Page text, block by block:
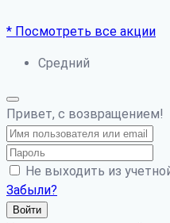
* Посмотреть все акции
Средний
Привет, с возвращением!
Не выходить из
Забыли?
Войти